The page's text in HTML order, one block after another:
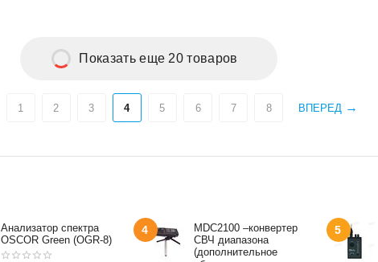
Показать еще 20 товаров
1 2 3 4 5 6 7 8 ВПЕРЕД
Анализатор спектра
OSCOR Green (OGR-8)
4
MDC2100 –конвертер
СВЧ диапазона
(дополнительное
5